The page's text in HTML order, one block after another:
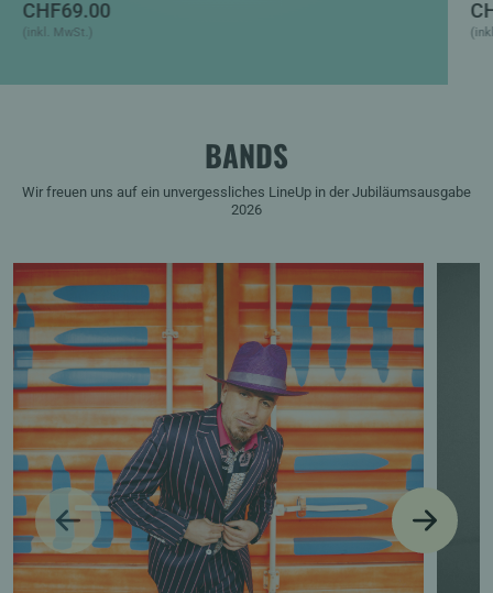
CHF69.00
(inkl. MwSt.)
BANDS
Wir freuen uns auf ein unvergessliches LineUp in der Jubiläumsausgabe
2026
PREVIOUS NEXT